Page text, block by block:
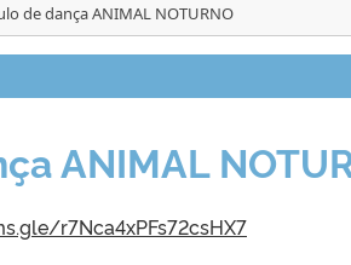
de dança ANIMAL NOTURNO
ANIMAL
r7Nca4xPFs72csHX7